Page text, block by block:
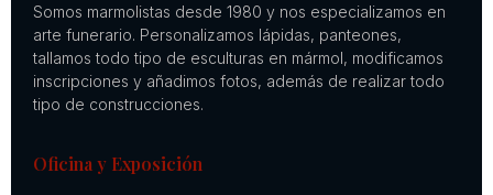
Somos marmolistas desde 1980 y nos especializamos en
arte funerario. Personalizamos lápidas, panteones,
tallamos todo tipo de esculturas en mármol, modificamos
inscripciones y añadimos fotos, además de realizar todo
tipo de construcciones.
Oficina y Exposición